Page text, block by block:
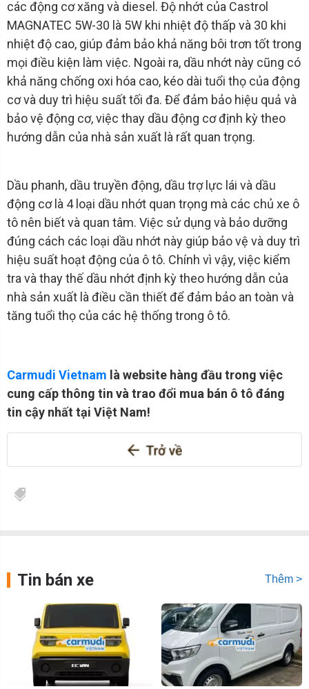
các động cơ xăng và diesel. Độ nhớt của Castrol
MAGNATEC 5W-30 là 5W khi nhiệt độ thấp và 30 khi
nhiệt độ cao, giúp đảm bảo khả năng bôi trơn tốt trong
mọi điều kiện làm việc. Ngoài ra, dầu nhớt này cũng có
khả năng chống oxi hóa cao, kéo dài tuổi thọ của động
cơ và duy trì hiệu suất tối đa. Để đảm bảo hiệu quả và
bảo vệ động cơ, việc thay dầu động cơ định kỳ theo
hướng dẫn của nhà sản xuất là rất quan trọng.
Dầu phanh, dầu truyền động, dầu trợ lực lái và dầu
động cơ là 4 loại dầu nhớt quan trọng mà các chủ xe ô
tô nên biết và quan tâm. Việc sử dụng và bảo dưỡng
đúng cách các loại dầu nhớt này giúp bảo vệ và duy trì
hiệu suất hoạt động của ô tô. Chính vì vậy, việc kiểm
tra và thay thế dầu nhớt định kỳ theo hướng dẫn của
nhà sản xuất là điều cần thiết để đảm bảo an toàn và
tăng tuổi thọ của các hệ thống trong ô tô.
Carmudi Vietnam là website hàng đầu trong việc
cung cấp thông tin và trao đổi mua bán ô tô đáng
tin cậy nhất tại Việt Nam!
Tin bán xe Thêm >